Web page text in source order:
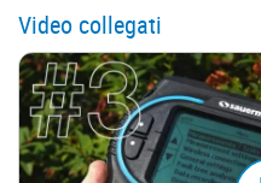
Video collegati